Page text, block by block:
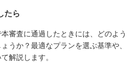
たら
審査に通過したときには、どのよう
うか？最適なプランを選ぶ基準や、
解説します。